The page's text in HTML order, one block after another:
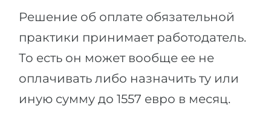
Решение об оплате обязательной
практики принимает работодатель.
То есть он может вообще ее не
оплачивать либо назначить ту или
иную сумму до 1557 евро в месяц.